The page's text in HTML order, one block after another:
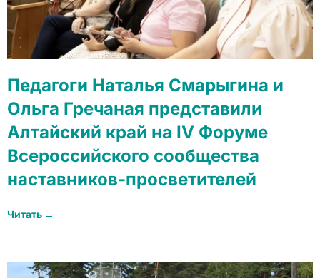
Педагоги Наталья Смарыгина и
Ольга Гречаная представили
Алтайский край на IV Форуме
Всероссийского сообщества
наставников-просветителей
Читать →